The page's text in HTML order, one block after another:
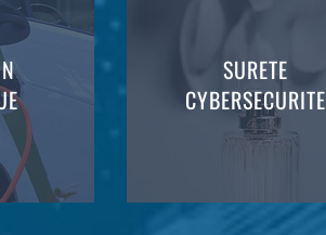
SURETE
CYBERSECURITE